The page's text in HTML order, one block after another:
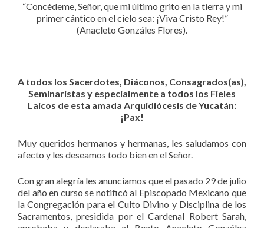
“Concédeme, Señor, que mi último grito en la tierra y mi
primer cántico en el cielo sea: ¡Viva Cristo Rey!”
(Anacleto Gonzáles Flores).
A todos los Sacerdotes, Diáconos, Consagrados(as),
Seminaristas y especialmente a todos los Fieles
Laicos de esta amada Arquidiócesis de Yucatán:
¡Pax!
Muy queridos hermanos y hermanas, les saludamos con
afecto y les deseamos todo bien en el Señor.
Con gran alegría les anunciamos que el pasado 29 de julio
del año en curso se notificó al Episcopado Mexicano que
la Congregación para el Culto Divino y Disciplina de los
Sacramentos, presidida por el Cardenal Robert Sarah,